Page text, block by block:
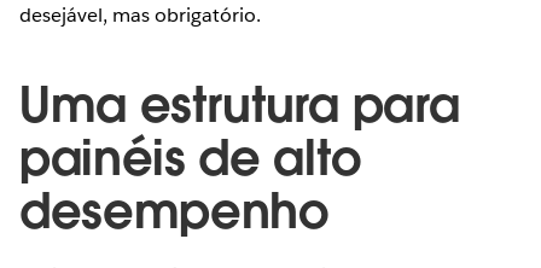
desejável, mas obrigatório.
Uma estrutura para
painéis de alto
desempenho